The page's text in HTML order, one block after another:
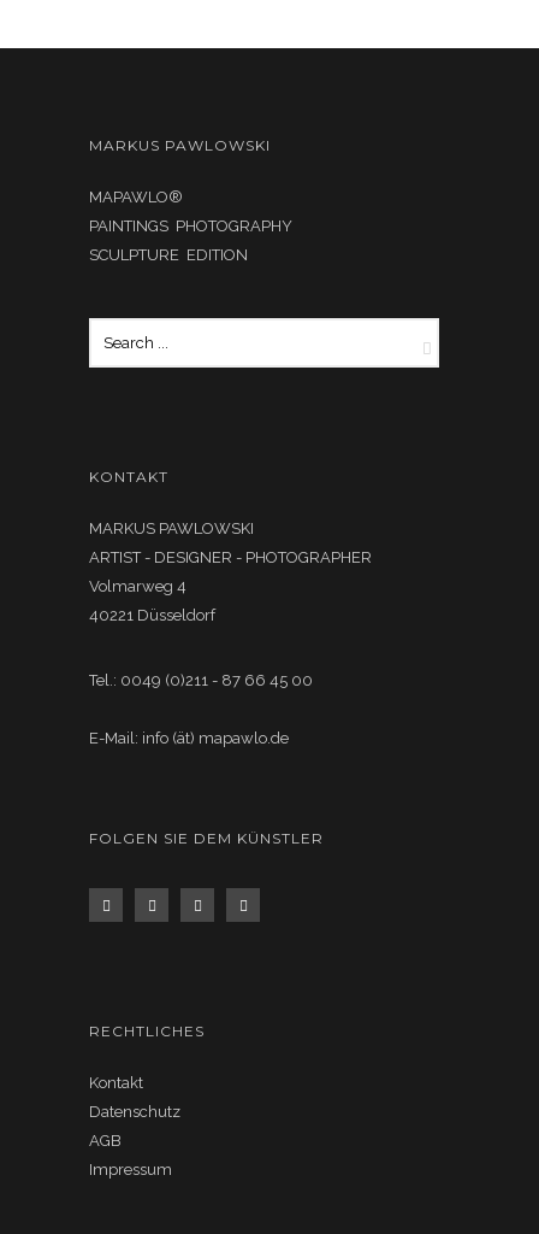
MARKUS PAWLOWSKI
MAPAWLO®
PAINTINGS PHOTOGRAPHY
SCULPTURE EDITION
KONTAKT
MARKUS PAWLOWSKI
ARTIST - DESIGNER - PHOTOGRAPHER
Volmarweg 4
40221 Düsseldorf
Tel.: 0049 (0)211 - 87 66 45 00
E-Mail: info (ät) mapawlo.de
FOLGEN SIE DEM KÜNSTLER
RECHTLICHES
Kontakt
Datenschutz
AGB
Impressum